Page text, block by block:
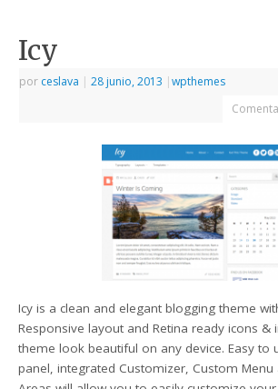
Icy
por ceslava | 28 junio, 2013 |wpthemes
Icy is a clean and elegant blogging theme
Responsive layout and Retina ready icons &
theme look beautiful on any device. Easy to
panel, integrated Customizer, Custom Menu